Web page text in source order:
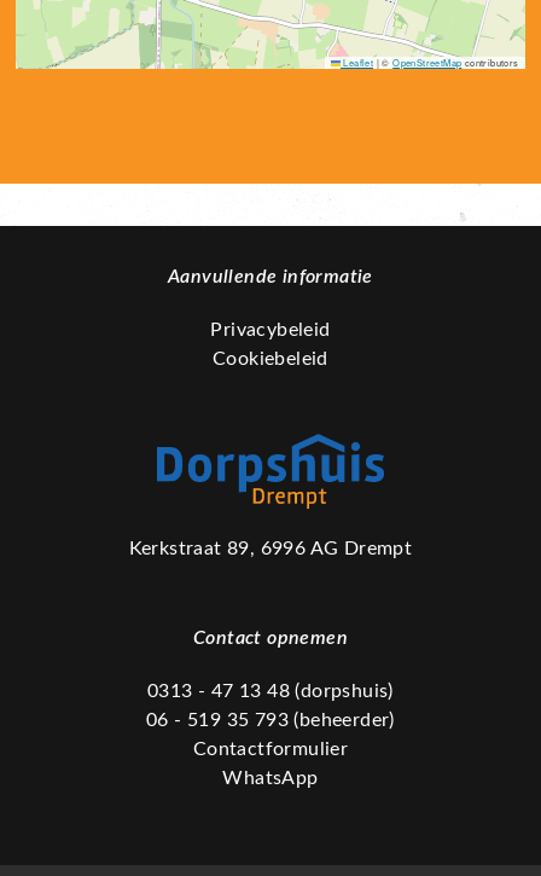
Leaflet |©OpenStreetMap contributors
Aanvullende informatie
Privacybeleid
Cookiebeleid
Kerkstraat 89, 6996 AG Drempt
Contact opnemen
0313 - 47 13 48 (dorpshuis)
06 - 519 35 793 (beheerder)
Contactformulier
WhatsApp